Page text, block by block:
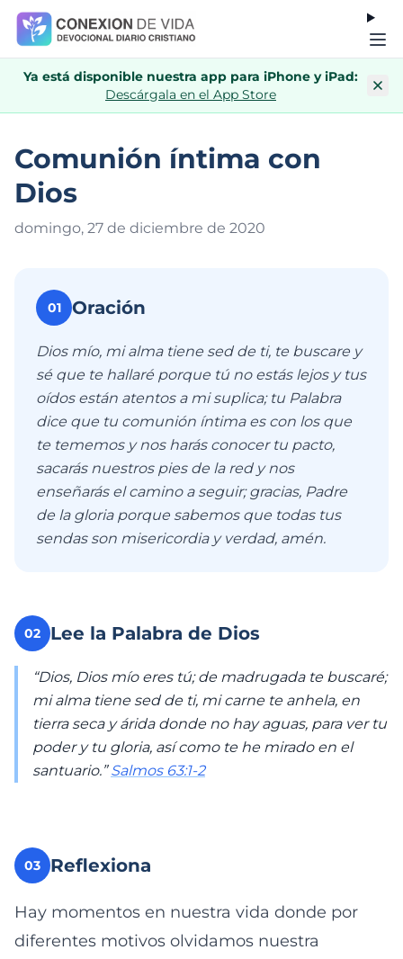
Ya está disponible nuestra app para iPhone y iPad:
Descárgala en el App Store
Comunión íntima con
Dios
domingo, 27 de diciembre de 2020
01 Oración
Dios mío, mi alma tiene sed de ti, te buscare y
sé que te hallaré porque tú no estás lejos y tus
oídos están atentos a mi suplica; tu Palabra
dice que tu comunión íntima es con los que
te tememos y nos harás conocer tu pacto,
sacarás nuestros pies de la red y nos
enseñarás el camino a seguir; gracias, Padre
de la gloria porque sabemos que todas tus
sendas son misericordia y verdad, amén.
02 Lee la Palabra de Dios
“Dios, Dios mío eres tú; de madrugada te buscaré;
mi alma tiene sed de ti, mi carne te anhela, en
tierra seca y árida donde no hay aguas, para ver tu
poder y tu gloria, así como te he mirado en el
santuario.”Salmos 63:1-2
03 Reflexiona
Hay momentos en nuestra vida donde por
diferentes motivos olvidamos nuestra